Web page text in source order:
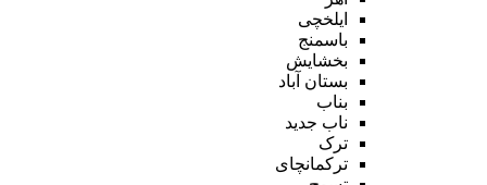
ایلخچی
باسمنج
بخشایش
بستان آباد
بناب
ناب جدید
ترک
ترکمانچای